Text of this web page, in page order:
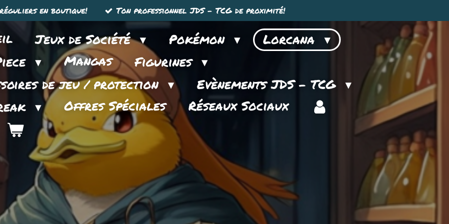
réguliers en boutique! Ton professionnel JDS - TCG de proximité!
Jeux de Société Pokémon
Lorcana
Mangas
Figurines
de jeu / protection
Evènements JDS - TCG
Offres Spéciales Réseaux Sociaux